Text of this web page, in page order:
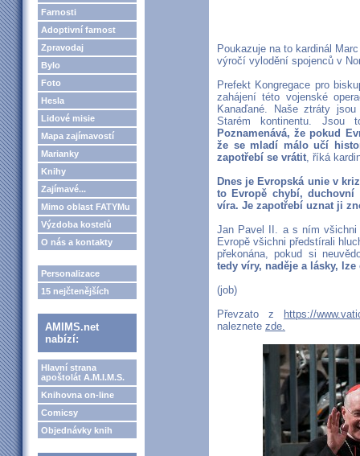
Farnosti
Adoptivní farnost
Zpravodaj
Bylo
Foto
Hesla
Lidové misie
Mapa zajímavostí
Marianky
Knihy
Zajímavé...
Mimo oblast FATYMu
Výzdoba kostelů
O nás a kontakty
Personalizace
15 nejčtenějších
AMIMS.net
nabízí:
Hlavní strana
apoštolát A.M.I.M.S.
Knihovna on-line
Comicsy
Objednávky knih
Poukazuje na to kardinál
výročí vylodění spojenců v
Prefekt Kongregace pro
zahájení této vojenské
Kanaďané. Naše ztráty
Starém kontinentu.
Poznamenává, že pokud
že se mladí málo učí
zapotřebí se vrátit, říká
Dnes je Evropská unie v
to Evropě chybí, duchovní
víra. Je zapotřebí uznat ji
Jan Pavel II. a s ním všichni
Evropě všichni předstírali
překonána, pokud si
tedy víry, naděje a lásky,
(job)
Převzato z
https://
naleznete zde.